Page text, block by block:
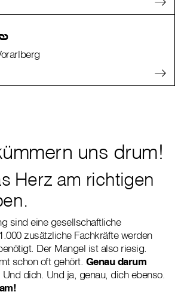
uns drum!
Herz am richtigen
sind eine gesellschaftliche
zusätzliche Fachkräfte werden
Der Mangel ist also riesig.
schon oft gehört. Genau darum
Und dich. Und ja, genau, dich ebenso.